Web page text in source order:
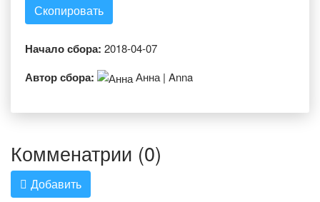
Скопировать
Начало сбора: 2018-04-07
Автор сбора: Анна | Anna
Комменатрии (0)
Добавить